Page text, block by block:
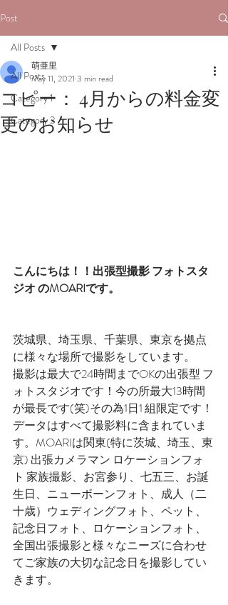
Post
All Posts
Category 1
Category 2
All Posts
コピー： 4月からの料金変
更のお知らせ
萌亜里
May 11, 2021 3 min read
こんにちは！！出張型撮影 フォトスタ
ジオ のMOARIです。
茨城県、埼玉県、千葉県、東京を拠点
に様々な場所で撮影をしています。
撮影は最大で24時間までOKの出張型 フ
ォトスタジオです！今の所最大13時間
が最長です(笑)その為1日1 組限定です！
データはすべて撮影料に含まれていま
す。MOARIは関東(特に茨城、埼玉、東
京) 出張カメラマン ロケーションフォ
ト 家族撮影、お宮参り、七五三、お誕
生日、ニューボーンフォト、成人（二
十歳）ウェディングフォト、ペット、
記念日フォト、ロケーションフォト、​
全国出張撮影と様々なニーズに合わせ
てご家族の大切な記念日を撮影してい
きます。